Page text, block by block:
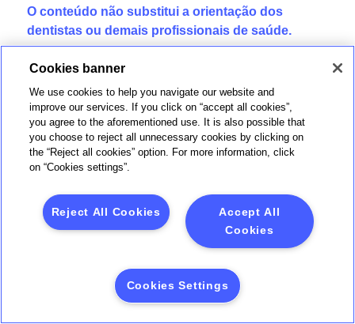
O conteúdo não substitui a orientação dos
dentistas ou demais profissionais de saúde.
Quer receber conteúdos exclusivos sobre Saúde
Por que contratar o plano odontológico
BB Dental Estética?
Para além do desejo de se encaixar em padrões
estéticos, cuidar do sorriso é de extrema importância,
aspectos das nossas vidas. É por isso que um plano
odontológico é um grande aliado para quem busca
Cookies banner
We use cookies to help you navigate our website and
improve our services. If you click on “accept all cookies”,
you agree to the aforementioned use. It is also possible that
you choose to reject all unnecessary cookies by clicking on
the “Reject all cookies” option. For more information, click
on “Cookies settings”.
Accept All
Cookies
Reject All Cookies
Cookies Settings